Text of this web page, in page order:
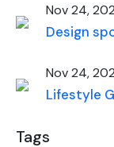
Nov 24,
Design
Nov 24,
Lifestyle
Tags